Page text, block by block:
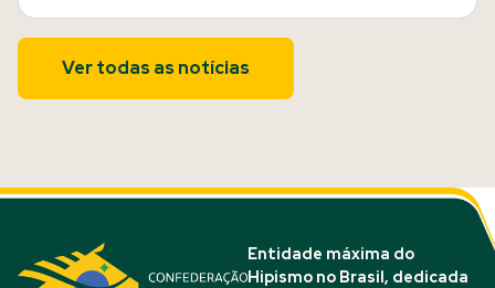
Ver todas as notícias
Entidade máxima do
Hipismo no Brasil, dedicada